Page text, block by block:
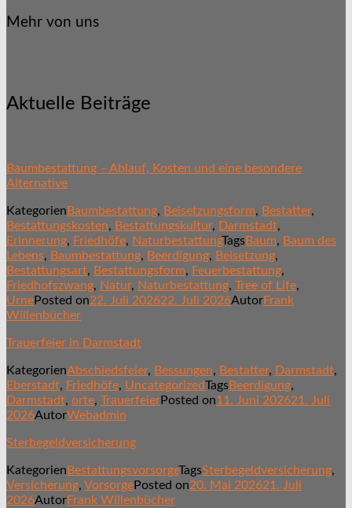
Mehr von uns
Aktuelle Beiträge
Baumbestattung – Ablauf, Kosten und eine besondere
Alternative
Kategorien Baumbestattung, Beisetzungsform, Bestatter,
Bestattungskosten, Bestattungskultur, Darmstadt,
Erinnerung, Friedhöfe, NaturbestattungTagsBaum, Baum des
Lebens, Baumbestattung, Beerdigung, Beisetzung,
Bestattungsart, Bestattungsform, Feuerbestattung,
Friedhofszwang, Natur, Naturbestattung, Tree of Life,
UrnePosted on22. Juli 202622. Juli 2026AutorFrank
Willenbücher
Trauerfeier in Darmstadt
KategorienAbschiedsfeier, Bessungen, Bestatter, Darmstadt,
Eberstadt, Friedhöfe, UncategorizedTagsBeerdigung,
Darmstadt, orte, TrauerfeierPosted on11. Juni 202621. Juli
2026AutorWebadmin
Sterbegeldversicherung
Kategorien BestattungsvorsorgeTagsSterbegeldversicherung,
Versicherung, VorsorgePosted on20. Mai 202621. Juli
2026AutorFrank Willenbücher